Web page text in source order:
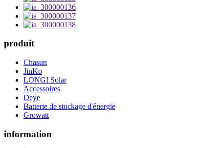
produit
Chasun
JinKo
LONGI Solar
Accessoires
Deye
Batterie de stockage d'énergie
Growatt
information